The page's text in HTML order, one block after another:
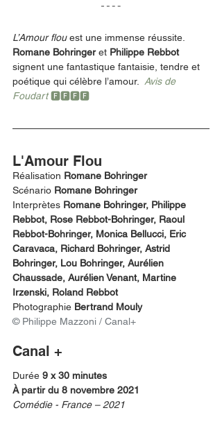
L’Amour flou est une immense réussite.
Romane Bohringer et Philippe Rebbot
signent une fantastique fantaisie, tendre et
poétique qui célèbre l’amour. Avis de
Foudart 🅵🅵🅵🅵
L'Amour Flou
Réalisation Romane Bohringer
Scénario Romane Bohringer
Interprètes Romane Bohringer, Philippe
Rebbot, Rose Rebbot-Bohringer, Raoul
Rebbot-Bohringer, Monica Bellucci, Eric
Caravaca, Richard Bohringer, Astrid
Bohringer, Lou Bohringer, Aurélien
Chaussade, Aurélien Venant, Martine
Irzenski, Roland Rebbot
Photographie Bertrand Mouly
© Philippe Mazzoni / Canal+
Canal +
Durée 9 x 30 minutes
À partir du 8 novembre 2021
Comédie - France – 2021